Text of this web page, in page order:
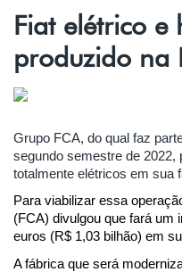
Fiat elétrico e
produzido na
Grupo FCA, do qual faz
segundo semestre de
totalmente elétricos em sua
Para viabilizar essa
(FCA) divulgou que fará um
euros (R$ 1,03 bilhão) em
A fábrica que será